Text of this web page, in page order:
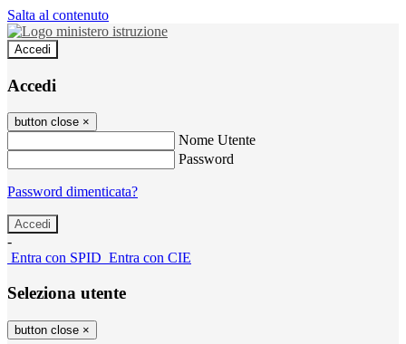
Salta al contenuto
Accedi
Accedi
button close ×
Nome Utente
Password
Password dimenticata?
-
Entra con SPID Entra con CIE
Seleziona utente
button close ×